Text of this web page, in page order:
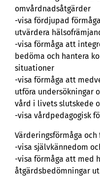
omvårdnadsåtgärder
-visa fördjupad
utvärdera
-visa förmåga att
bedöma och hantera
situationer
-visa förmåga att
utföra undersökningar
vård i livets slutskede
-visa vårdpedagogisk
Värderingsförmåga
-visa självkännedom
-visa förmåga att med
åtgärdsbedömningar